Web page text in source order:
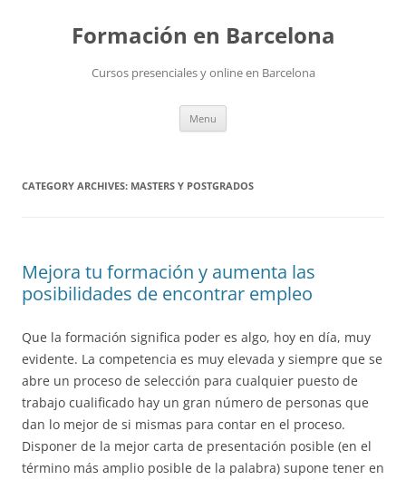
Formación en Barcelona
Cursos presenciales y online en Barcelona
Menu
CATEGORY ARCHIVES: MASTERS Y POSTGRADOS
Mejora tu formación y aumenta las
posibilidades de encontrar empleo
Que la formación significa poder es algo, hoy en día, muy
evidente. La competencia es muy elevada y siempre que se
abre un proceso de selección para cualquier puesto de
trabajo cualificado hay un gran número de personas que
dan lo mejor de si mismas para contar en el proceso.
Disponer de la mejor carta de presentación posible (en el
término más amplio posible de la palabra) supone tener en